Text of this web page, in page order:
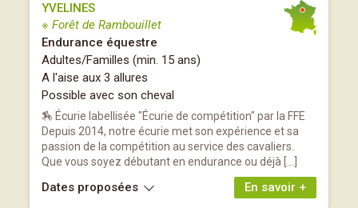
YVELINES
※ Forêt de Rambouillet
Endurance équestre
Adultes/Familles (min. 15 ans)
A l'aise aux 3 allures
Possible avec son cheval
🏇 Écurie labellisée "Écurie de compétition" par la FFE
Depuis 2014, notre écurie met son expérience et sa
passion de la compétition au service des cavaliers.
Que vous soyez débutant en endurance ou déjà […]
En savoir +
Dates proposées